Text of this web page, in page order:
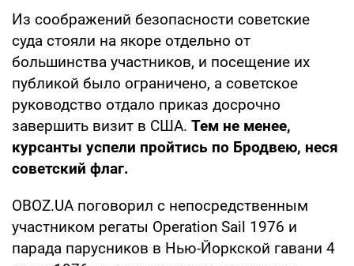
Из соображений безопасности советские
суда стояли на якоре отдельно от
большинства участников, и посещение их
публикой было ограничено, а советское
руководство отдало приказ досрочно
завершить визит в США. Тем не менее,
курсанты успели пройтись по Бродвею, неся
советский флаг.
OBOZ.UA поговорил с непосредственным
участником регаты Operation Sail 1976 и
парада парусников в Нью-Йоркской гавани 4